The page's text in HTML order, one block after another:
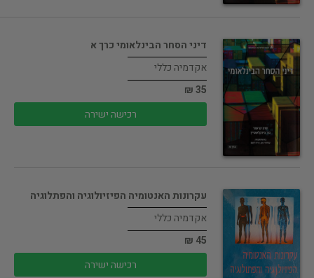
דיני הסחר הבינלאומי כרך א
אקדמיה כללי
35 ₪
רכישה ישירה
עקרונות האנטומיה הפיזיולוגיה והפתלוגיה
אקדמיה כללי
45 ₪
רכישה ישירה